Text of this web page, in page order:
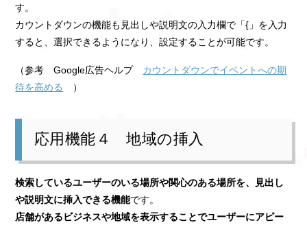
す。
カウントダウンの機能も見出しや説明文の入力欄で「{」を入力
すると、選択できるようになり、設定することが可能です。
（参考 Google広告ヘルプ カウントダウンでイベントへの期
待を高める
）
応用機能４ 地域の挿入
検索しているユーザーのいる場所や関心のある場所を、見出し
や説明文に挿入できる機能です。
店舗があるビジネスや地域を表示することでユーザーにアピー